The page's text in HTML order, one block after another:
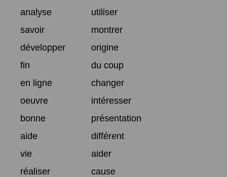
analyse
utiliser
savoir
montrer
développer
origine
fin
du coup
en ligne
changer
oeuvre
intéresser
bonne
présentation
aide
différent
vie
aider
réaliser
cause